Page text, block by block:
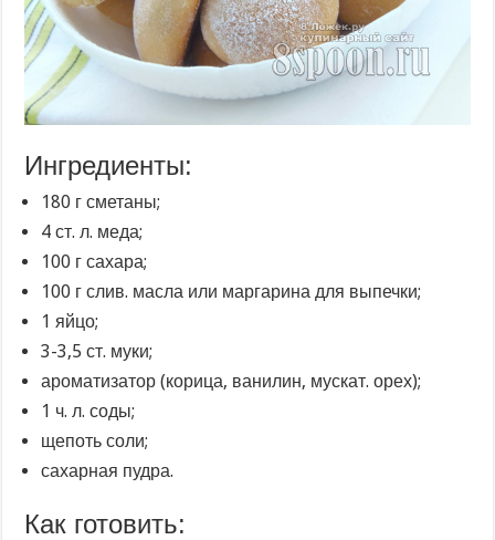
Ингредиенты:
180 г сметаны;
4 ст. л. меда;
100 г сахара;
100 г слив. масла или маргарина для выпечки;
1 яйцо;
3-3,5 ст. муки;
ароматизатор (корица, ванилин, мускат. орех);
1 ч. л. соды;
щепоть соли;
сахарная пудра.
Как готовить: